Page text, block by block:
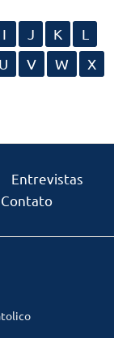
I J K
L
U V W
X
Entrevistas
Contato